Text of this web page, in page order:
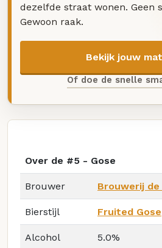
dezelfde straat wonen. Geen
Gewoon raak.
Bekijk jouw
Of doe de snelle
Over de #5 - Gose
Brouwer Brouwerij
Bierstijl Fruited Gose
Alcohol 5.0%